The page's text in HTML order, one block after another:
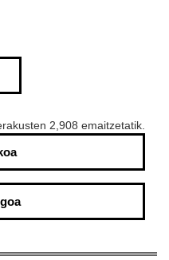
2,908 emaitzetatik.